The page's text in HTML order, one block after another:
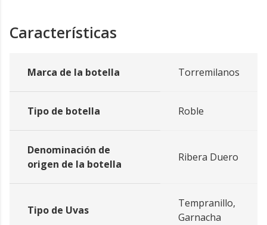
Características
Marca de la botella Torremilanos
Tipo de botella Roble
Denominación de
origen de la botella
Ribera Duero
Tipo de Uvas
Tempranillo,
Garnacha